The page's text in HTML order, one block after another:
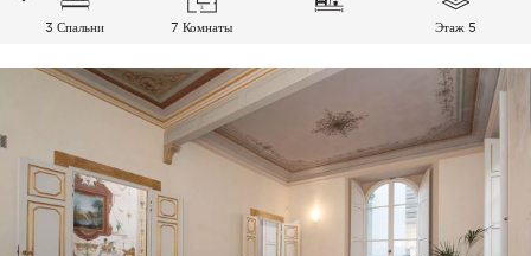
3 Спальни 7 Комнаты Этаж 5